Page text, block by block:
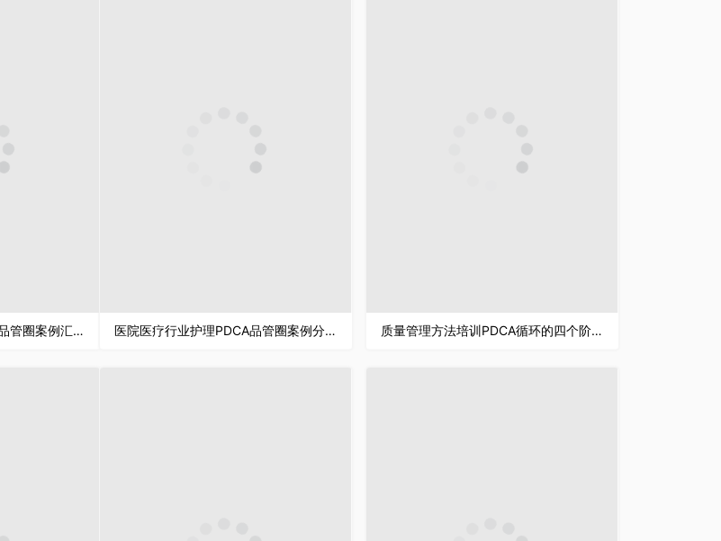
医院护理PDCA循环管理品管圈案例汇报护理医疗工作总结PPT模板 医院医疗行业护理PDCA品管圈案例分析汇报PPT模板 质量管理方法培训PDCA循环的四个阶段PPT模板